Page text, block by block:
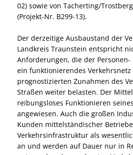
02) sowie von Tacherting/
(Projekt-Nr. B299-13).
Der derzeitige Ausbaustand der
Landkreis Traunstein entspricht
Anforderungen, die der
ein funktionierendes
prognostizierten Zunahmen des
Straßen weiter belasten. Der
reibungsloses Funktionieren
angewiesen. Auch die großen
Kunden mittelständischer
Verkehrsinfrastruktur als
an und werden auf Dauer nur in